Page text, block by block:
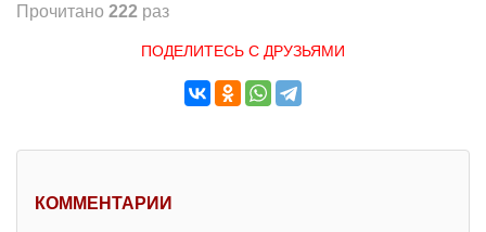
Прочитано 222 раз
ПОДЕЛИТЕСЬ С ДРУЗЬЯМИ
КОММЕНТАРИИ